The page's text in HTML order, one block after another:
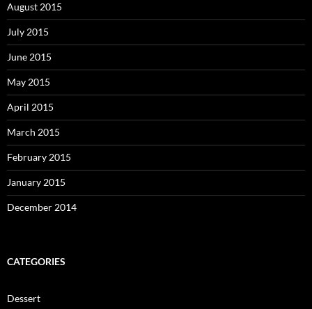
August 2015
July 2015
June 2015
May 2015
April 2015
March 2015
February 2015
January 2015
December 2014
CATEGORIES
Dessert